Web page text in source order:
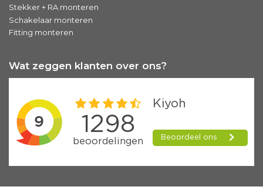
Stekker + RA monteren
Schakelaar monteren
Fitting monteren
Wat zeggen klanten over ons?